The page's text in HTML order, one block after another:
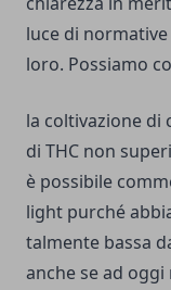
luce di
loro. Possiamo
la coltivazione di
di THC non
è possibile
light purché
talmente bassa
anche se ad